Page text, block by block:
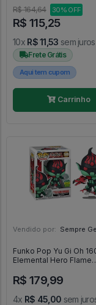
R$ 164,64 30% OFF
R$ 115,25
10x R$ 11,53 sem juros
Frete Grátis
Aqui tem cupom
Carrinho
Vendido por: Sempre
Funko Pop Yu Gi Oh
Elemental Hero Flame
R$ 179,99
4x R$ 45,00 sem